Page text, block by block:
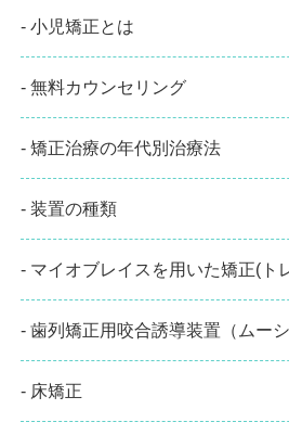
- 小児矯正とは
- 無料カウンセリング
- 矯正治療の年代別治療法
- 装置の種類
- マイオブレイスを用いた矯正(ト
- 歯列矯正用咬合誘導装置（ムーシ
- 床矯正